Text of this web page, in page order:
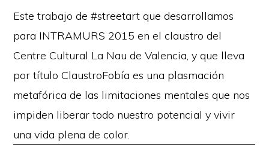
Este trabajo de #streetart que desarrollamos
para INTRAMURS 2015 en el claustro del
Centre Cultural La Nau de Valencia, y que lleva
por título ClaustroFobía es una plasmación
metafórica de las limitaciones mentales que nos
impiden liberar todo nuestro potencial y vivir
una vida plena de color.